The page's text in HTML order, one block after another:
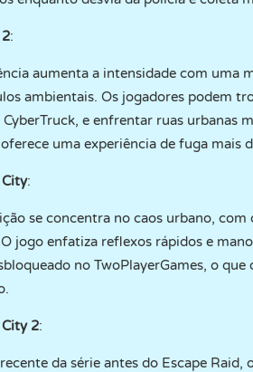
:
aumenta a intensidade com uma
ambientais. Os jogadores podem
e enfrentar ruas urbanas
uma experiência de fuga mais
City:
se concentra no caos urbano,
jogo enfatiza reflexos rápidos e
no TwoPlayerGames, o
City 2:
da série antes do Escape